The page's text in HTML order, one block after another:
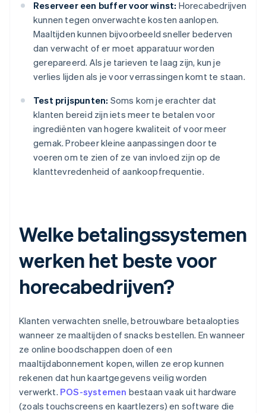
Reserveer een buffer voor winst: Horecabedrijven
kunnen tegen onverwachte kosten aanlopen.
Maaltijden kunnen bijvoorbeeld sneller bederven
dan verwacht of er moet apparatuur worden
gerepareerd. Als je tarieven te laag zijn, kun je
verlies lijden als je voor verrassingen komt te staan.
Test prijspunten: Soms kom je erachter dat
klanten bereid zijn iets meer te betalen voor
ingrediënten van hogere kwaliteit of voor meer
gemak. Probeer kleine aanpassingen door te
voeren om te zien of ze van invloed zijn op de
klanttevredenheid of aankoopfrequentie.
Welke betalingssystemen
werken het beste voor
horecabedrijven?
Klanten verwachten snelle, betrouwbare betaalopties
wanneer ze maaltijden of snacks bestellen. En wanneer
ze online boodschappen doen of een
maaltijdabonnement kopen, willen ze erop kunnen
rekenen dat hun kaartgegevens veilig worden
verwerkt. POS-systemen bestaan vaak uit hardware
(zoals touchscreens en kaartlezers) en software die